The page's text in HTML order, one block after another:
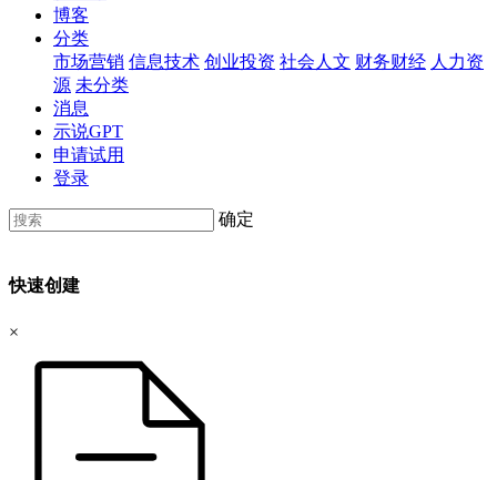
博客
分类
市场营销 信息技术 创业投资 社会人文 财务财经 人力资
源 未分类
消息
示说GPT
申请试用
登录
确定
快速创建
×